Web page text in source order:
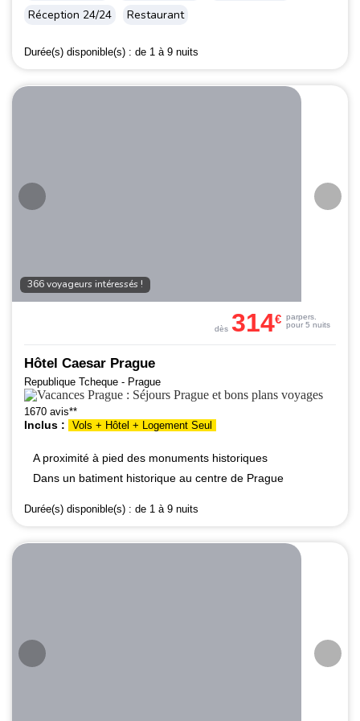
Réception 24/24 Restaurant
Durée(s) disponible(s) : de 1 à 9 nuits
366 voyageurs intéressés !
Hôtel Caesar Prague
Republique Tcheque - Prague
1670 avis**
Inclus : Vols + Hôtel + Logement Seul
A proximité à pied des monuments historiques
Dans un batiment historique au centre de Prague
Durée(s) disponible(s) : de 1 à 9 nuits
dès 314€ parpers.
pour 5 nuits